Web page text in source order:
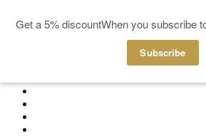
Inicio
Deportes
Creativo